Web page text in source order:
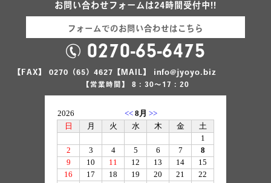
お問い合わせフォームは24時間受付中!!
フォームでのお問い合わせはこちら
0270-65-6475
【FAX】 0270（65）4627 【MAIL】 info@jyoyo.biz
【営業時間】 8：30～17：20